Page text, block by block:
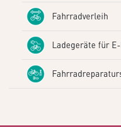
Fahrradverleih
Ladegeräte für